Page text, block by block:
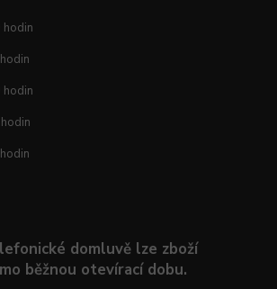
domluvě lze zboží
běžnou otevírací dobu.